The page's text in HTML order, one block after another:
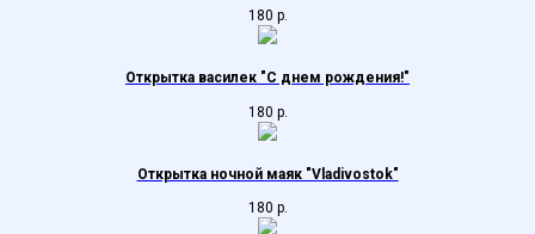
180 р.
Открытка василек "С днем рождения!"
180 р.
Открытка ночной маяк "Vladivostok"
180 р.